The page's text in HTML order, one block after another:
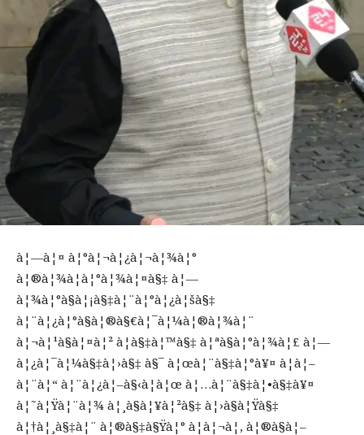
à¦—à¦¤ à¦°à¦¬à¦¿à¦¬à¦¾à¦°
à¦®à¦¾à¦à¦°à¦¾à¦¤à§‡ à¦—
à¦¾à¦°à§à¦¡à§‡à¦¨à¦°à¦¿à¦šà§‡
à¦¨à¦¿à¦°à§à¦®à§€à¦¯à¦¼à¦®à¦¾à¦¨
à¦¬à¦¹à§à¦¤à¦² à¦­à§‡à¦™à§‡ à¦ªà§à¦°à¦¾à¦£ à¦—
à¦¿à¦¯à¦¼à§‡à¦›à§‡ à§¯ à¦œà¦¨à§‡à¦°à¥¤ à¦à¦–
à¦¨à¦“ à¦¨à¦¿à¦–à§‹à¦à¦œ à¦…à¦¨à§‡à¦•à§‡à¥¤
à¦˜à¦Ÿà¦¨à¦¾ à¦¸à§à¦¥à¦²à§‡ à¦›à§à¦Ÿà§‡
à¦†à¦¸à§‡à¦¨ à¦®à§‡à§Ÿà¦° à¦à¦¬à¦‚ à¦®à§à¦–